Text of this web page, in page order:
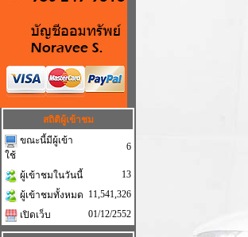
สถิติผู้เข้าชม
ขณะนี้มีผู้เข้า
ใช้
6
ผู้เข้าชมในวันนี้
13
ผู้เข้าชมทั้งหมด 11,541,326
เปิดเว็บ
01/12/2552